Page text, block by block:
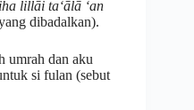
lillāi ta‘ālā ‘an
dibadalkan).
umrah dan aku
si fulan (sebut